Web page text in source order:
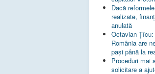
Dacă
realizate,
anulată
Octavian Țîcu:
România are
pași până la
Proceduri mai
solicitare a